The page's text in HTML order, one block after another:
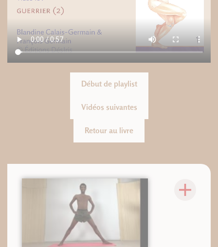
Début de playlist
Vidéos suivantes
Retour au livre